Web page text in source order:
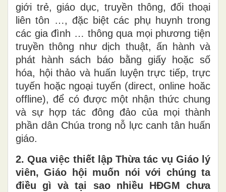
giới trẻ, giáo dục, truyền thông, đối thoại
liên tôn …, đặc biệt các phụ huynh trong
các gia đình … thông qua mọi phương tiện
truyền thông như dịch thuật, ấn hành và
phát hành sách báo bằng giấy hoặc số
hóa, hội thảo và huấn luyện trực tiếp, trực
tuyến hoặc ngoại tuyến (direct, online hoăc
offline), để có được một nhận thức chung
và sự hợp tác đông đảo của mọi thành
phần dân Chúa trong nỗ lực canh tân huấn
giáo.
2. Qua việc thiết lập Thừa tác vụ Giáo lý
viên, Giáo hội muốn nói với chúng ta
điều gì và tại sao nhiều HĐGM chưa